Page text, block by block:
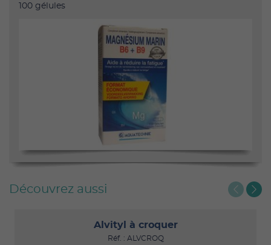
100 gélules
Découvrez aussi
Alvityl à croquer
Réf. : ALVCROQ